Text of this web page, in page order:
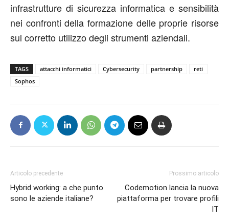
infrastrutture di sicurezza informatica e sensibilità
nei confronti della formazione delle proprie risorse
sul corretto utilizzo degli strumenti aziendali.
TAGS attacchi informatici Cybersecurity partnership
reti
Sophos
Articolo precedente
Hybrid working: a che punto
sono le aziende italiane?
Prossimo articolo
Codemotion lancia la nuova
piattaforma per trovare profili
IT